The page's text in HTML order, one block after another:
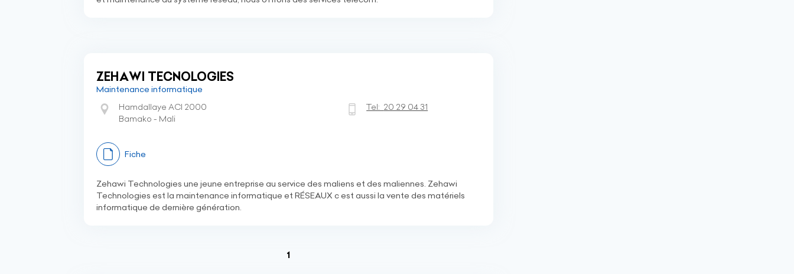
ZEHAWI TECNOLOGIES
Maintenance informatique
Hamdallaye ACI 2000
Bamako - Mali
Tel: 20 29 04 31
Fiche
Zehawi Technologies une jeune entreprise au service des maliens et des maliennes. Zehawi
Technologies est la maintenance informatique et RÉSEAUX c est aussi la vente des matériels
informatique de dernière génération.
1(current)